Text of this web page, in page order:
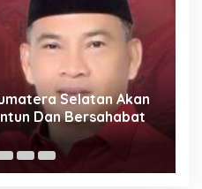
Selatan Akan
Dan Bersahabat